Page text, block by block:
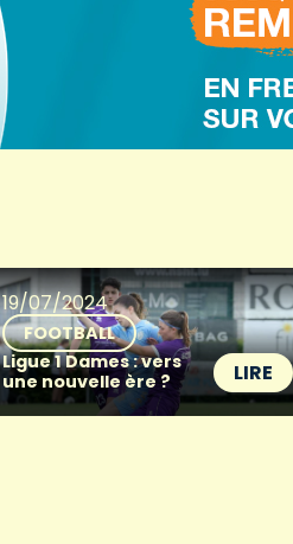
19/07/2024
FOOTBALL
Ligue 1 Dames : vers
une nouvelle ère ?
LIRE